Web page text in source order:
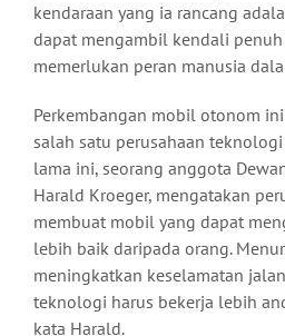
kendaraan yang ia rancang
dapat mengambil kendali
memerlukan peran manusia
Perkembangan mobil otonom
salah satu perusahaan teknologi
lama ini, seorang anggota
Harald Kroeger, mengatakan
membuat mobil yang dapat
lebih baik daripada orang.
meningkatkan keselamatan
teknologi harus bekerja lebih
kata Harald.